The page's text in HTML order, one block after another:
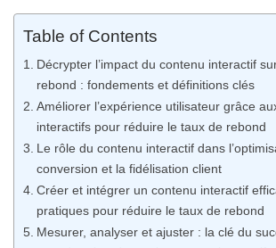
Table of Contents
Décrypter l’impact du contenu interactif
rebond : fondements et définitions clés
Améliorer l’expérience utilisateur grâce
interactifs pour réduire le taux de rebond
Le rôle du contenu interactif dans
conversion et la fidélisation client
Créer et intégrer un contenu interactif
pratiques pour réduire le taux de rebond
Mesurer, analyser et ajuster : la clé du